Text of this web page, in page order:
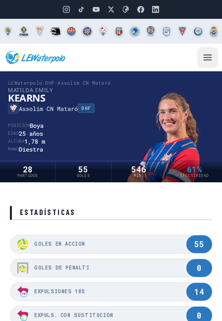
LEWaterpolo› DHF › Assolim CN Mataró
MATILDA EMILY
KEARNS
Assolim CN Mataró DHF
POSICIÓNBoya
EDAD25 años
ALTURA1,78 m
MANODiestra
28
PARTIDOS
55
GOLES
546
MIN.
61%
EFECTIVIDAD
ESTADÍSTICAS
GOLES EN ACCIÓN 55
GOLES DE PENALTI 0
EXPULSIONES 18S 14
EXPULS. CON SUSTITUCIÓN 0